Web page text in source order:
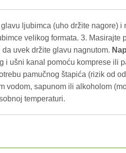
ljubimca (uho držite nagore)
velikog formata. 3.
uvek držite glavu nagnutom.
i ušni kanal pomoću komprese ili
pamučnog štapića (rizik od
vodom, sapunom ili alkoholom
temperaturi.